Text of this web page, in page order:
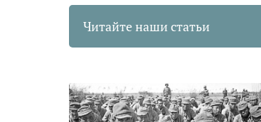
Читайте наши статьи